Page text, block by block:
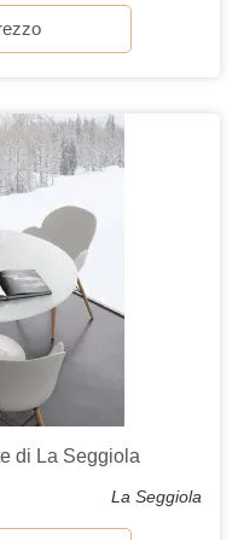
di La Seggiola
La Seggiola